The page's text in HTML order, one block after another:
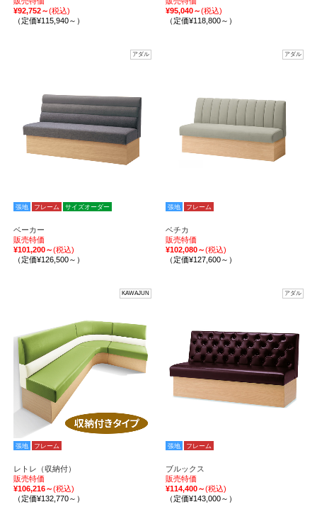
¥92,752～(税込)
（定価¥115,940～）
¥95,040～(税込)
（定価¥118,800～）
アダル
張地 フレーム サイズオーダー
ベーカー
販売特価
¥101,200～(税込)
（定価¥126,500～）
アダル
張地 フレーム
ベチカ
販売特価
¥102,080～(税込)
（定価¥127,600～）
KAWAJUN
張地 フレーム
レトレ（収納付）
販売特価
¥106,216～(税込)
（定価¥132,770～）
アダル
張地 フレーム
ブルックス
販売特価
¥114,400～(税込)
（定価¥143,000～）